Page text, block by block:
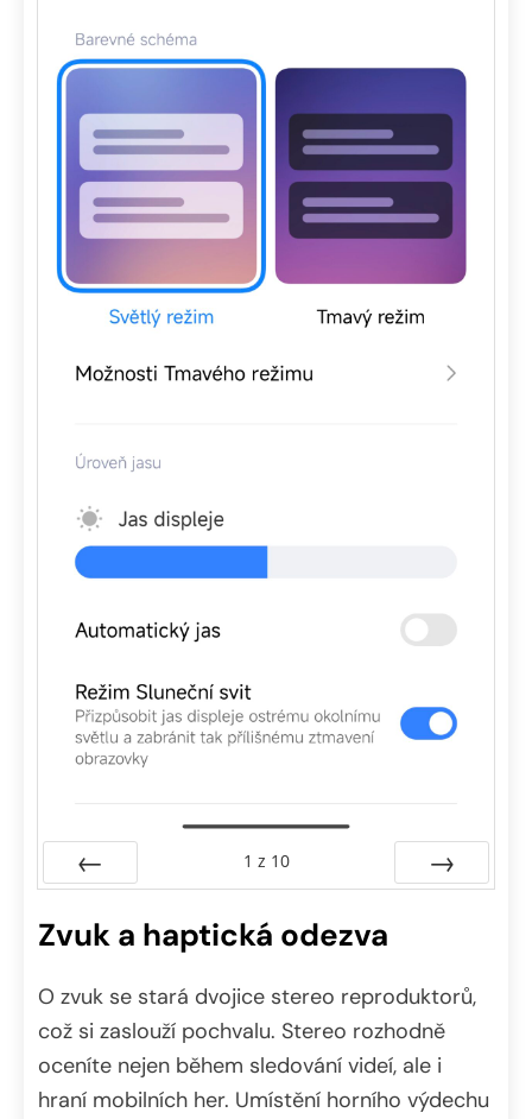
1 z 10
Zvuk a haptická odezva
O zvuk se stará dvojice stereo reproduktorů,
což si zaslouží pochvalu. Stereo rozhodně
oceníte nejen během sledování videí, ale i
hraní mobilních her. Umístění horního výdechu